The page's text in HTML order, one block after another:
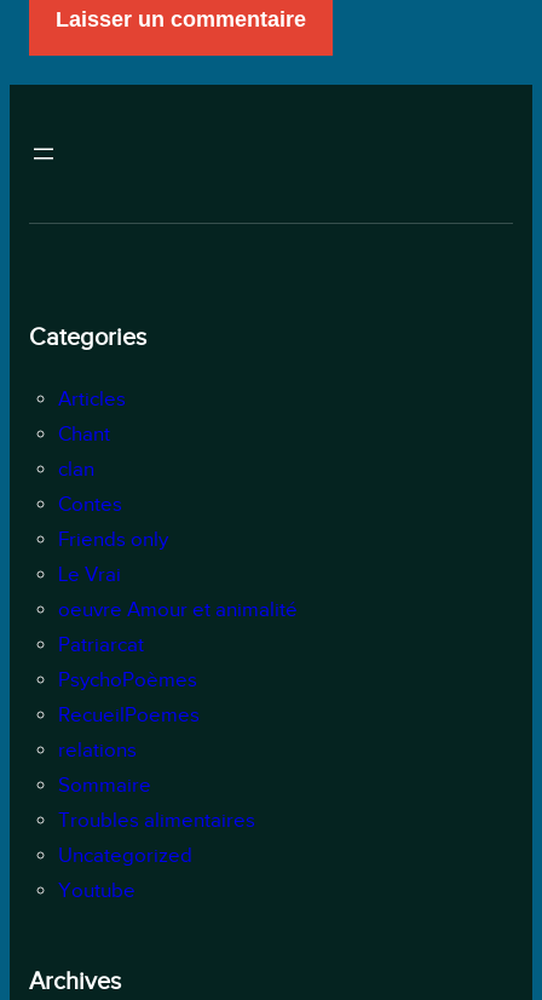
Categories
Articles
Chant
clan
Contes
Friends only
Le Vrai
oeuvre Amour et animalité
Patriarcat
PsychoPoèmes
RecueilPoemes
relations
Sommaire
Troubles alimentaires
Uncategorized
Youtube
Archives